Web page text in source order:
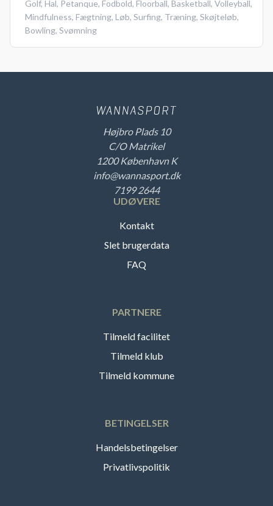
Golf, Hal, Petanque, Fodbold, Floorball, Basketball, Volleyball,
Mindfulness, Fægtning, Løb, Surfing, Træning, Skøjteløb,
Bowling, Svømning
Højbro Plads 10
C/O Matrikel
1200 København K
info@wannasport.dk
7199 2644
UDØVERE
Kontakt
Slet brugerdata
FAQ
PARTNERE
Tilmeld facilitet
Tilmeld klub
Tilmeld kommune
BETINGELSER
Handelsbetingelser
Privatlivspolitik